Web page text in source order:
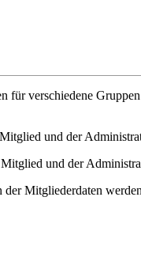
verschiedene
und der
und der
Mitgliederdaten